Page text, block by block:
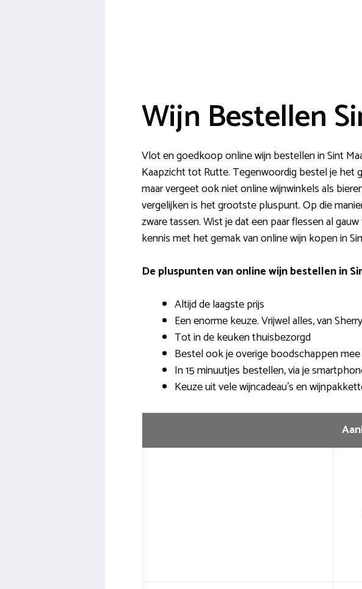
Wijn Bestellen
Vlot en goedkoop online wijn bestellen in Sint
Kaapzicht tot Rutte. Tegenwoordig bestel je het
maar vergeet ook niet online wijnwinkels als
vergelijken is het grootste pluspunt. Op die
zware tassen. Wist je dat een paar flessen al
kennis met het gemak van online wijn kopen in
De pluspunten van online wijn bestellen in
Altijd de laagste prijs
Een enorme keuze. Vrijwel alles, van
Tot in de keuken thuisbezorgd
Bestel ook je overige boodschappen mee
In 15 minuutjes bestellen, via je
Keuze uit vele wijncadeau’s en